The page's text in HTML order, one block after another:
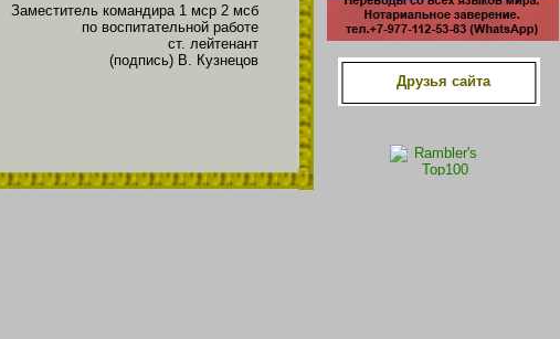
Заместитель командира 1 мср 2 мсб
по воспитательной работе
ст. лейтенант
(подпись) В. Кузнецов
Друзья сайта